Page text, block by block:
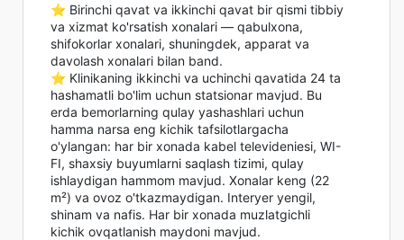
⭐️ Birinchi qavat va ikkinchi qavat bir qismi tibbiy
va xizmat ko'rsatish xonalari — qabulxona,
shifokorlar xonalari, shuningdek, apparat va
davolash xonalari bilan band.
⭐️ Klinikaning ikkinchi va uchinchi qavatida 24 ta
hashamatli bo'lim uchun statsionar mavjud. Bu
erda bemorlarning qulay yashashlari uchun
hamma narsa eng kichik tafsilotlargacha
o'ylangan: har bir xonada kabel televideniesi, WI-
FI, shaxsiy buyumlarni saqlash tizimi, qulay
ishlaydigan hammom mavjud. Xonalar keng (22
m²) va ovoz o'tkazmaydigan. Interyer yengil,
shinam va nafis. Har bir xonada muzlatgichli
kichik ovqatlanish maydoni mavjud.